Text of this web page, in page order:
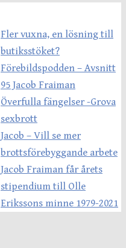
Fler vuxna, en lösning till
butiksstöket?
Förebildspodden – Avsnitt
95 Jacob Fraiman
Överfulla fängelser -Grova
sexbrott
Jacob – Vill se mer
brottsförebyggande arbete
Jacob Fraiman får årets
stipendium till Olle
Erikssons minne 1979-2021